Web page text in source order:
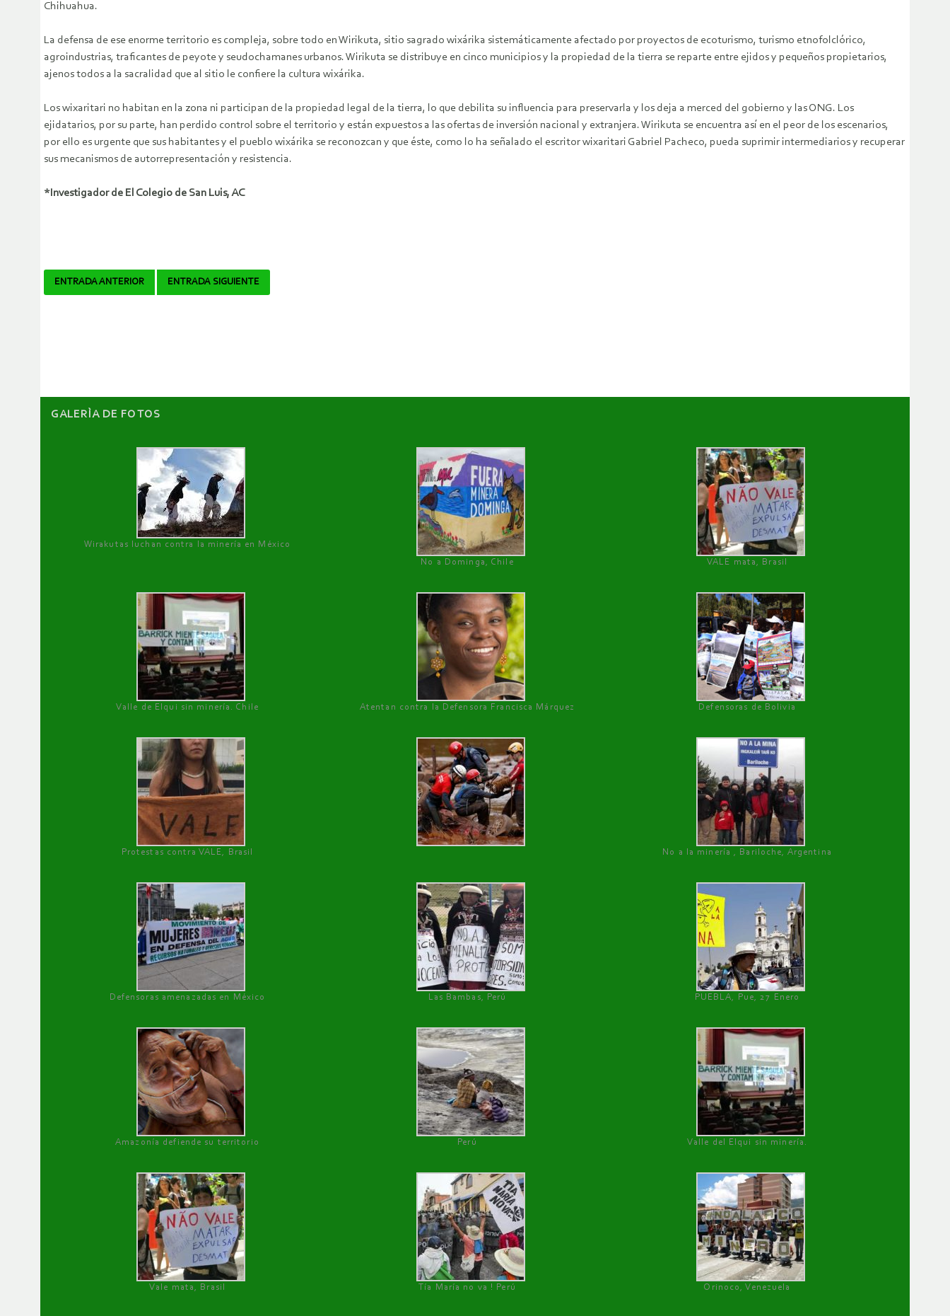
Chihuahua.
La defensa de ese enorme territorio es compleja, sobre todo en Wirikuta, sitio sagrado wixárika sistemáticamente afectado por proyectos de ecoturismo, turismo etnofolclórico,
agroindustrias, traficantes de peyote y seudochamanes urbanos. Wirikuta se distribuye en cinco municipios y la propiedad de la tierra se reparte entre ejidos y pequeños propietarios,
ajenos todos a la sacralidad que al sitio le confiere la cultura wixárika.
Los wixaritari no habitan en la zona ni participan de la propiedad legal de la tierra, lo que debilita su influencia para preservarla y los deja a merced del gobierno y las ONG. Los
ejidatarios, por su parte, han perdido control sobre el territorio y están expuestos a las ofertas de inversión nacional y extranjera. Wirikuta se encuentra así en el peor de los escenarios,
por ello es urgente que sus habitantes y el pueblo wixárika se reconozcan y que éste, como lo ha señalado el escritor wixaritari Gabriel Pacheco, pueda suprimir intermediarios y recuperar
sus mecanismos de autorrepresentación y resistencia.
*Investigador de El Colegio de San Luis, AC
Navegador
ENTRADA ANTERIOR ENTRADA SIGUIENTE
GALERÌA DE FOTOS
Wirakutas luchan contra la minería en México
No a Dominga, Chile
VALE mata, Brasil
Valle de Elqui sin minería. Chile Atentan contra la Defensora Francisca Márquez Defensoras de Bolivia
Protestas contra VALE, Brasil No a la minería , Bariloche, Argentina
Defensoras amenazadas en México Las Bambas, Perú PUEBLA, Pue, 27 Enero
Amazonía defiende su territorio Perú Valle del Elqui sin minería.
Vale mata, Brasil Tía María no va ! Perú Orinoco, Venezuela